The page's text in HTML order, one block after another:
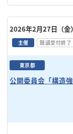
2026年2月27日（金）
主催 聴講受付終了
東京都
公開委員会「構造